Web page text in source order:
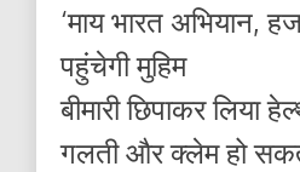
‘माय भारत अभियान,
पहुंचेगी मुहिम
बीमारी छिपाकर लिया
गलती और क्लेम हो